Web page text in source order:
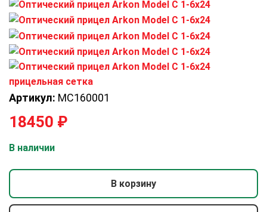
Артикул: MC160001
18450 ₽
В наличии
В корзину